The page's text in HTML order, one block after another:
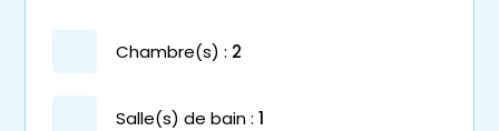
chambre(s) : 2
salle(s) de bain : 1